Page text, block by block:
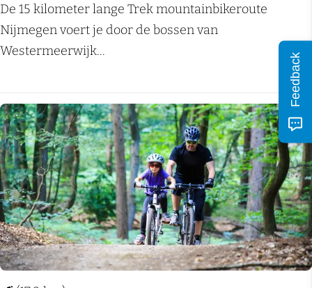
e
G
r
e
s
b
e
e
k
M
o
u
a
i
n
b
i
k
e
r
De 15 kilometer lange Trek mountainbikeroute
Nijmegen voert je door de bossen van
Westermeerwijk...
Feedback